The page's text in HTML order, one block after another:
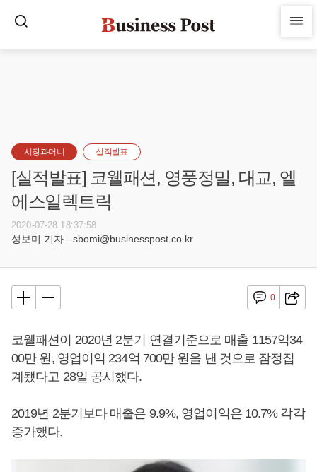
시장과머니 실적발표
[실적발표] 코웰패션, 영풍정밀, 대교, 엘
에스일렉트릭
2020-07-28 18:37:58
성보미 기자 - sbomi@businesspost.co.kr
0
코웰패션이 2020년 2분기 연결기준으로 매출 1157억34
00만 원, 영업이익 234억 700만 원을 낸 것으로 잠정집
계됐다고 28일 공시했다.
2019년 2분기보다 매출은 9.9%, 영업이익은 10.7% 각각
증가했다.